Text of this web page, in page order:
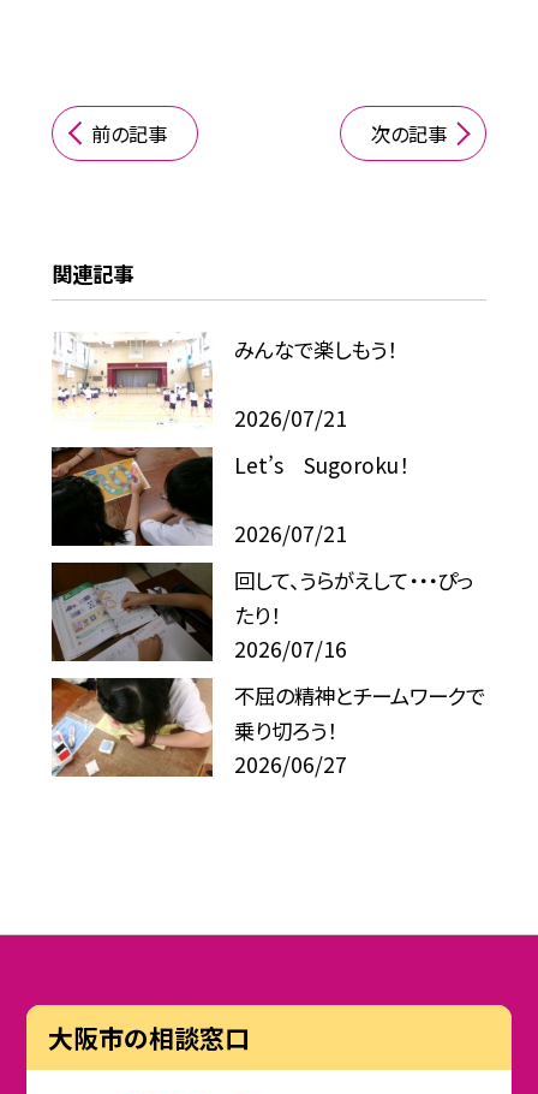
前の記事 次の記事
関連記事
みんなで楽しもう！
2026/07/21
Let’s Sugoroku！
2026/07/21
回して、うらがえして・・・ぴっ
たり！
2026/07/16
不屈の精神とチームワークで
乗り切ろう！
2026/06/27
大阪市の相談窓口